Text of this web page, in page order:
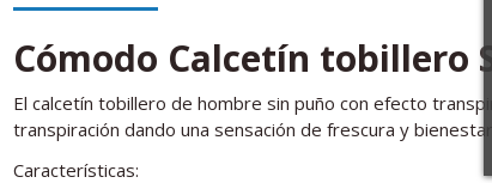
Cómodo Calcetín tobillero
El calcetín tobillero de hombre sin puño con efecto
transpiración dando una sensación de frescura y
Características: